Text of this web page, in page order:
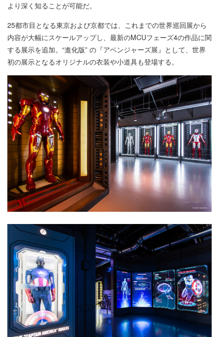
より深く知ることが可能だ。
25都市目となる東京および京都では、これまでの世界巡回展から
内容が大幅にスケールアップし、最新のMCUフェーズ4の作品に関
する展示を追加。“進化版” の『アベンジャーズ展』として、世界
初の展示となるオリジナルの衣装や小道具も登場する。